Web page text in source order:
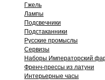
Гжель
Лампы
Подсвечники
Подстаканники
Русские промыслы
Сервизы
Наборы Императорский
Френч-прессы из латуни
Интерьерные часы